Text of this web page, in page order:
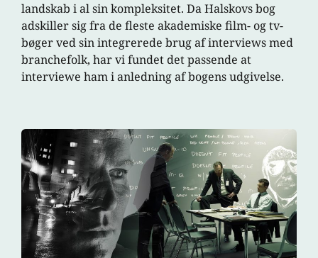
landskab i al sin kompleksitet. Da Halskovs bog
adskiller sig fra de fleste akademiske film- og tv-
bøger ved sin integrerede brug af interviews med
branchefolk, har vi fundet det passende at
interviewe ham i anledning af bogens udgivelse.